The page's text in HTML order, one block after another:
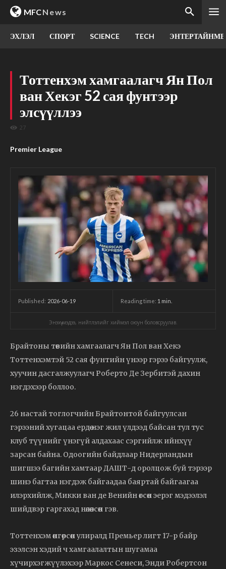
MFCNews
ЭХЛЭЛ СПОРТ SCIENCE TECH
Тоттенхэм хамгаалагч Ян Пол
ван Хекэг 52 сая фунтээр
элсүүллээ
27
Premier League
Published: 2026-06-19 Reading time: 1 min.
Энэхүү мэдээ, нийтлэлийг хиймэл оюун боловсруулав.
Брайтоны төвийн хамгаалагч Ян Пол ван Хекэ
Тоттенхэмтэй 52 сая фунтийн үнээр гэрээ байгуулж,
хуучин дасгалжуулагч Роберто Де Зербитэй дахин
нэгдэхээр боллоо.
26 настай тоглогчийн Брайтонтой байгуулсан
гэрээний хугацаа ердөө нэг жил үлдээд байсан тул тус
клуб түүнийг үнэгүй алдахаас сэргийлж ийнхүү
зарсан байна. Одоогийн байдлаар Нидерландын
шигшээ багийн хамтаар ДАШТ-д оролцож буй тэрээр
шинэ багтаа нэгдэж байгаадаа баяртай байгаагаа
илэрхийлж, Микки ван де Венийн өгсөн эерэг мэдээлэл
шийдвэр гаргахад нөлөөлсөн гэв.
Тоттенхэм өнгөрсөн улиралд Премьер лигт 17-р байр
эзэлсэн хэдий ч хамгаалалтын шугамаа
хүчирхэгжүүлэхээр Маркос Сенеси, Энди Робертсон